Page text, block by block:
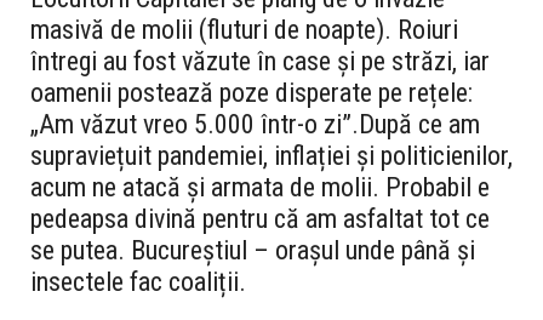
masivă de molii (fluturi de noapte). Roiuri
întregi au fost văzute în case și pe străzi, iar
oamenii postează poze disperate pe rețele:
„Am văzut vreo 5.000 într-o zi”.După ce am
supraviețuit pandemiei, inflației și politicienilor,
acum ne atacă și armata de molii. Probabil e
pedeapsa divină pentru că am asfaltat tot ce
se putea. Bucureștiul – orașul unde până și
insectele fac coaliții.